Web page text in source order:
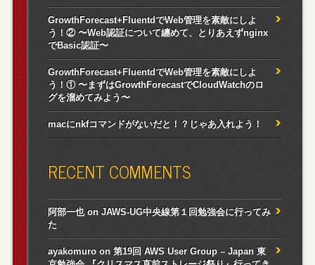
GrowthForecast+FluentdでWeb管理を素敵にしよ
う！② 〜Web認証について纏めて、とりあえずnginx
でBasic認証〜
GrowthForecast+FluentdでWeb管理を素敵にしよ
う！① 〜まずはGrowthForecastでCloudWatchのロ
グを溜めてみよう〜
macにnkfコマンドがないだと！？じゃあ入れよう！
RECENT COMMENTS
阿部一也onJAWS-UG中央線第１回勉強会に行ってみ
た
ayakomuroon第19回 AWS User Group – Japan 東